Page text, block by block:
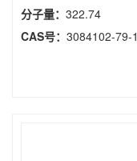
分子量： 322.74
CAS号： 3084102-79-1